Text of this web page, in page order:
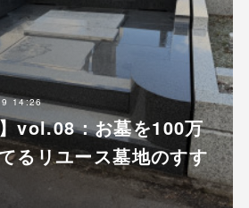
14:26
vol.08：お墓を100万
るリユース墓地のすす